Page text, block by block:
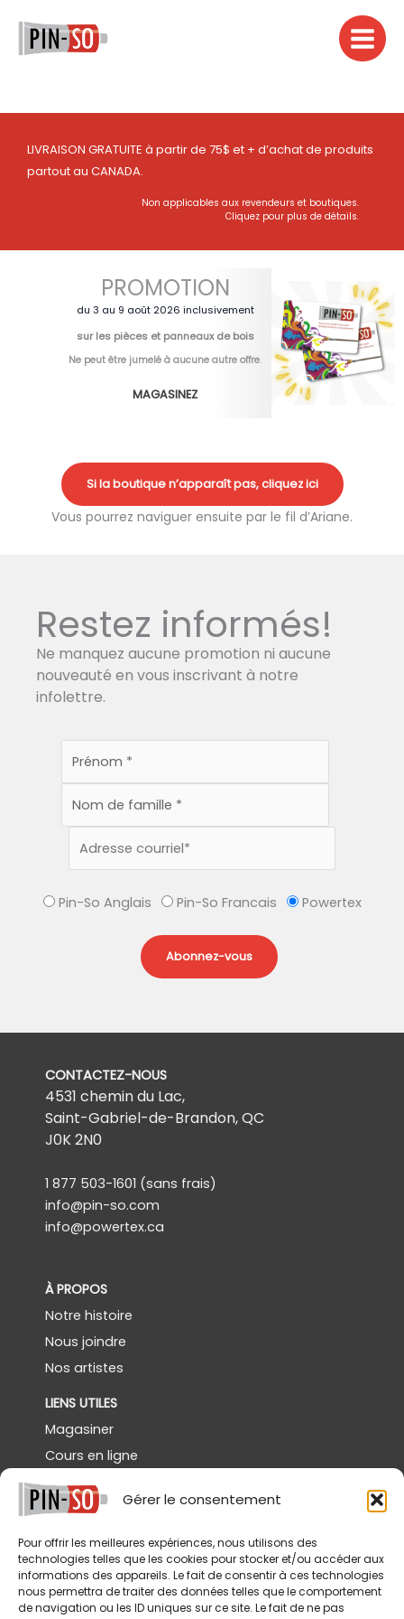
Gérer le consentement
Pour offrir les meilleures expériences, nous utilisons des
technologies telles que les cookies pour stocker et/ou accéder aux
informations des appareils. Le fait de consentir à ces technologies
nous permettra de traiter des données telles que le comportement
de navigation ou les ID uniques sur ce site. Le fait de ne pas
contenu
LIVRAISON GRATUITE à partir de 75$ et + d’achat de produits
partout au CANADA.
Non applicables aux revendeurs et boutiques.
Cliquez pour plus de détails.
PROMOTION
du 3 au 9 août 2026 inclusivement
sur les pièces et panneaux de bois
Ne peut être jumelé à aucune autre offre.
MAGASINEZ
Si la boutique n’apparaît pas, cliquez ici
Vous pourrez naviguer ensuite par le fil d’Ariane.
Restez informés!
Ne manquez aucune promotion ni aucune
nouveauté en vous inscrivant à notre
infolettre.
Pin-So Anglais Pin-So Francais Powertex
CONTACTEZ-NOUS
4531 chemin du Lac,
Saint-Gabriel-de-Brandon, QC
J0K 2N0
1 877 503-1601 (sans frais)
info@pin-so.com
info@powertex.ca
À PROPOS
Notre histoire
Nous joindre
Nos artistes
LIENS UTILES
Magasiner
Cours en ligne
Démos gratuites
Powertex Canada
SERVICES
Livraison